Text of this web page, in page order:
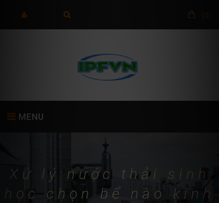
(0)
MENU
TRANG CHỦ GIỚI THIỆU
Xử lý nước thải sinh
học chọn bể nào kinh